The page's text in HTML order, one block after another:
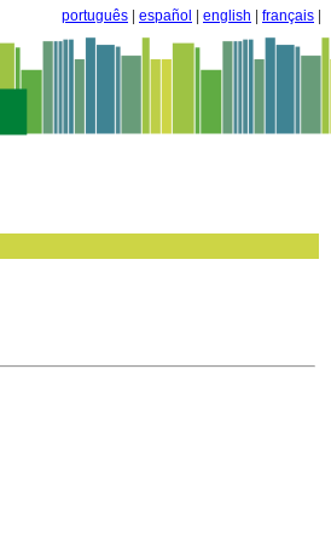
português español english français